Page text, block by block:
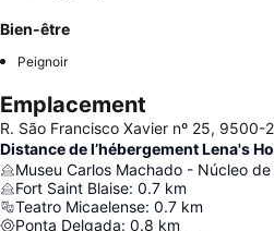
Bien-être
Peignoir
Emplacement
R. São Francisco Xavier nº 25,
Distance de l’hébergement Lena's
Museu Carlos Machado - Núcleo
Fort Saint Blaise: 0.7 km
Teatro Micaelense: 0.7 km
Ponta Delgada: 0.8 km